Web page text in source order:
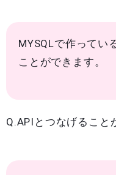
MYSQLで作ってい
ことができます。
Q.APIとつなげること